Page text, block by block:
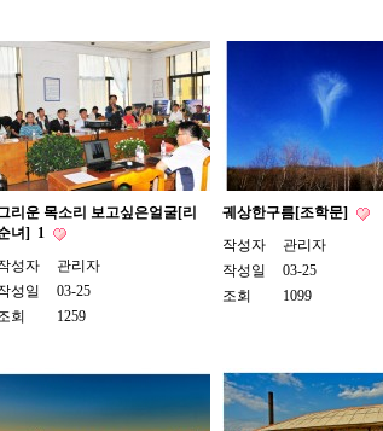
리운 목소리 보고싶은얼굴[리
녀]
1
성자
관리자
성일
03-25
회
1259
궤상한구름[조학문]
작성자
관리자
작성일
03-25
조회
1099